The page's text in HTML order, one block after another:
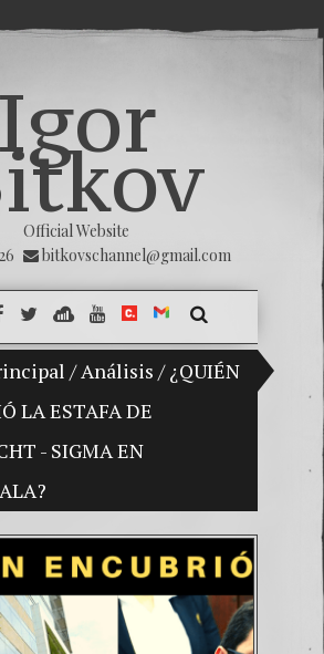
Igor
Official Website
bitkovschannel@gmail.com
/Análisis / ¿QUIÉN
LA ESTAFA DE
- SIGMA EN
del tenis guatemalteco.
Una
7.